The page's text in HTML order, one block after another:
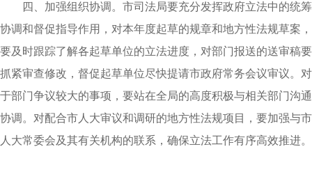
四、加强组织协调。 市司法局要充分发挥政府立法中的统筹
协调和督促指导作用，对本年度起草的规章和地方性法规草案，
要及时跟踪了解各起草单位的立法进度，对部门报送的送审稿要
抓紧审查修改，督促起草单位尽快提请市政府常务会议审议。 对
于部门争议较大的事项，要站在全局的高度积极与相关部门沟通
协调。对配合市人大审议和调研的地方性法规项目，要加强与市
人大常委会及其有关机构的联系，确保立法工作有序高效推进。